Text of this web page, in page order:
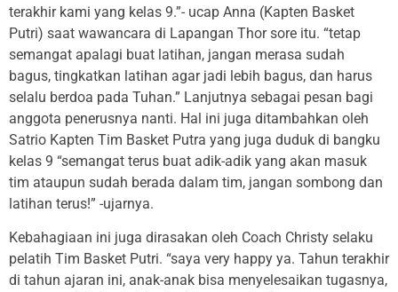
terakhir kami yang kelas 9.”- ucap Anna (Kapten Basket
Putri) saat wawancara di Lapangan Thor sore itu. “tetap
semangat apalagi buat latihan, jangan merasa sudah
bagus, tingkatkan latihan agar jadi lebih bagus, dan harus
selalu berdoa pada Tuhan.” Lanjutnya sebagai pesan bagi
anggota penerusnya nanti. Hal ini juga ditambahkan oleh
Satrio Kapten Tim Basket Putra yang juga duduk di bangku
kelas 9 “semangat terus buat adik-adik yang akan masuk
tim ataupun sudah berada dalam tim, jangan sombong dan
latihan terus!” -ujarnya.
Kebahagiaan ini juga dirasakan oleh Coach Christy selaku
pelatih Tim Basket Putri. “saya very happy ya. Tahun terakhir
di tahun ajaran ini, anak-anak bisa menyelesaikan tugasnya,